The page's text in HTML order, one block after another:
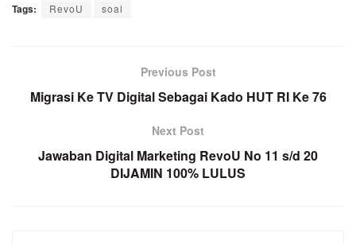
Tags: RevoU soal
Previous Post
Migrasi Ke TV Digital Sebagai Kado HUT RI Ke 76
Next Post
Jawaban Digital Marketing RevoU No 11 s/d 20
DIJAMIN 100% LULUS